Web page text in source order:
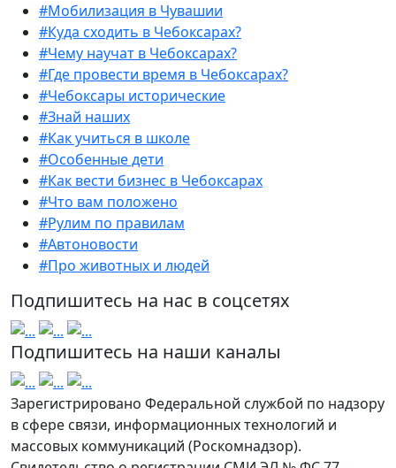
#Мобилизация в Чувашии
#Куда сходить в Чебоксарах?
#Чему научат в Чебоксарах?
#Где провести время в Чебоксарах?
#Чебоксары исторические
#Знай наших
#Как учиться в школе
#Особенные дети
#Как вести бизнес в Чебоксарах
#Что вам положено
#Рулим по правилам
#Автоновости
#Про животных и людей
Подпишитесь на нас в соцсетях
Подпишитесь на наши каналы
Зарегистрировано Федеральной службой по надзору
в сфере связи, информационных технологий и
массовых коммуникаций (Роскомнадзор).